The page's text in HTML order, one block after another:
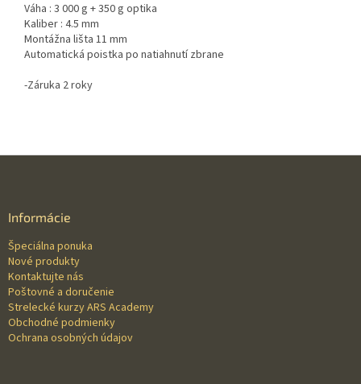
Váha : 3 000 g + 350 g optika
Kaliber : 4.5 mm
Montážna lišta 11 mm
Automatická poistka po natiahnutí zbrane
-Záruka 2 roky
Informácie
Špeciálna ponuka
Nové produkty
Kontaktujte nás
Poštovné a doručenie
Strelecké kurzy ARS Academy
Obchodné podmienky
Ochrana osobných údajov